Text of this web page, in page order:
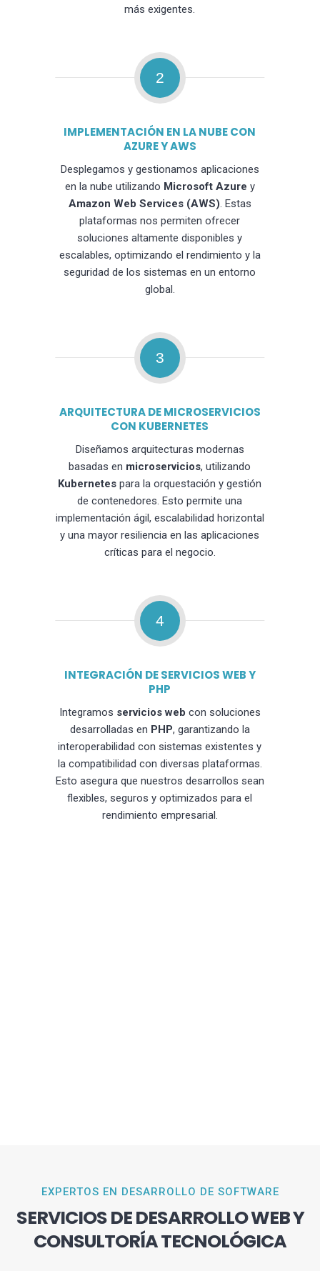
más exigentes.
2
IMPLEMENTACIÓN EN LA NUBE CON
AZURE Y AWS
Desplegamos y gestionamos aplicaciones
en la nube utilizando Microsoft Azure y
Amazon Web Services (AWS). Estas
plataformas nos permiten ofrecer
soluciones altamente disponibles y
escalables, optimizando el rendimiento y la
seguridad de los sistemas en un entorno
global.
3
ARQUITECTURA DE MICROSERVICIOS
CON KUBERNETES
Diseñamos arquitecturas modernas
basadas en microservicios, utilizando
Kubernetes para la orquestación y gestión
de contenedores. Esto permite una
implementación ágil, escalabilidad horizontal
y una mayor resiliencia en las aplicaciones
críticas para el negocio.
4
INTEGRACIÓN DE SERVICIOS WEB Y
PHP
Integramos servicios web con soluciones
desarrolladas en PHP, garantizando la
interoperabilidad con sistemas existentes y
la compatibilidad con diversas plataformas.
Esto asegura que nuestros desarrollos sean
flexibles, seguros y optimizados para el
rendimiento empresarial.
EXPERTOS EN DESARROLLO DE SOFTWARE
SERVICIOS DE DESARROLLO WEB Y
CONSULTORÍA TECNOLÓGICA